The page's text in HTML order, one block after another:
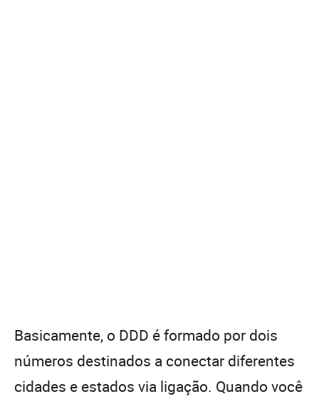
Basicamente, o DDD é formado por dois
números destinados a conectar diferentes
cidades e estados via ligação. Quando você